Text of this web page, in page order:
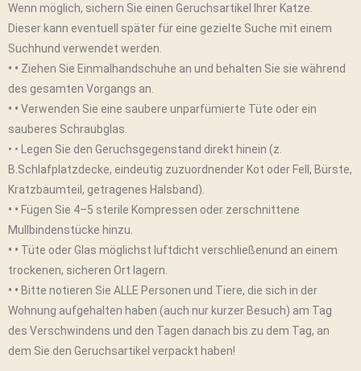
Wenn möglich, sichern Sie einen Geruchsartikel Ihrer Katze.
Dieser kann eventuell später für eine gezielte Suche mit einem
Suchhund verwendet werden.
• • Ziehen Sie Einmalhandschuhe an und behalten Sie sie während
des gesamten Vorgangs an.
• • Verwenden Sie eine saubere unparfümierte Tüte oder ein
sauberes Schraubglas.
• • Legen Sie den Geruchsgegenstand direkt hinein (z.
B.Schlafplatzdecke, eindeutig zuzuordnender Kot oder Fell, Bürste,
Kratzbaumteil, getragenes Halsband).
• • Fügen Sie 4–5 sterile Kompressen oder zerschnittene
Mullbindenstücke hinzu.
• • Tüte oder Glas möglichst luftdicht verschließenund an einem
trockenen, sicheren Ort lagern.
• • Bitte notieren Sie ALLE Personen und Tiere, die sich in der
Wohnung aufgehalten haben (auch nur kurzer Besuch) am Tag
des Verschwindens und den Tagen danach bis zu dem Tag, an
dem Sie den Geruchsartikel verpackt haben!